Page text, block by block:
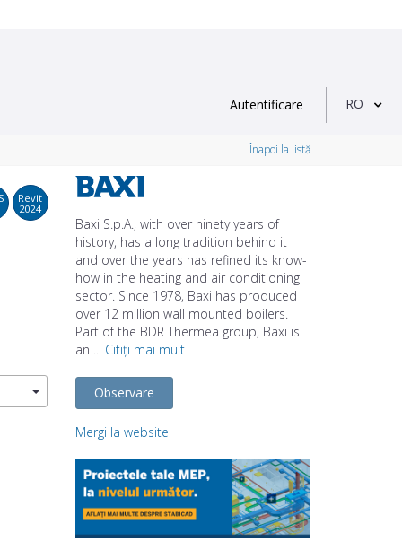
Autentificare RO
Înapoi la listă
Revit
2024
Baxi S.p.A., with over ninety years of
history, has a long tradition behind it
and over the years has refined its know-
how in the heating and air conditioning
sector. Since 1978, Baxi has produced
over 12 million wall mounted boilers.
Part of the BDR Thermea group, Baxi is
an ... Citiți mai mult
Observare
Mergi la website